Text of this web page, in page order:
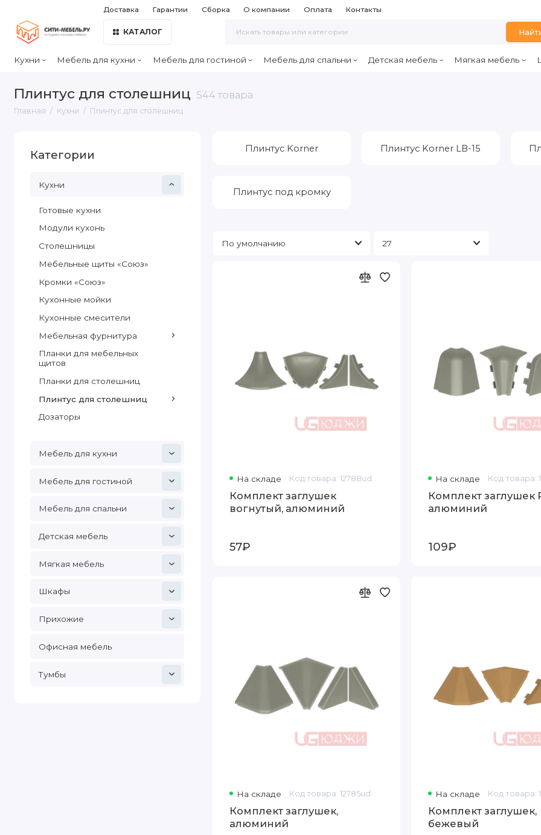
Доставка Гарантии Сборка О компании Оплата Контакты
КАТАЛОГ
Кухни Мебель для кухни Мебель для гостиной Мебель для спальни Детская мебель Мягкая мебель
Плинтус для столешниц 544 товара
Главная Кухни Плинтус для столешниц
Категории
Кухни
Готовые кухни
Модули кухонь
Столешницы
Мебельные щиты «Союз»
Кромки «Союз»
Кухонные мойки
Кухонные смесители
Мебельная фурнитура
Планки для мебельных
щитов
Планки для столешниц
Плинтус для столешниц
Дозаторы
Мебель для кухни
Мебель для гостиной
Мебель для спальни
Детская мебель
Мягкая мебель
Шкафы
Прихожие
Офисная мебель
Тумбы
Плинтус Korner Плинтус Korner LB-15
Плинтус под кромку
На складе Код товара: 12788ud
Комплект заглушек
вогнутый, алюминий
57₽
На складе Код товара:
Комплект заглушек
алюминий
109₽
На складе Код товара: 12785ud
Комплект заглушек,
алюминий
На складе Код товара:
Комплект заглушек,
бежевый